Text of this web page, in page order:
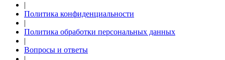
|
Политика конфиденциальности
|
Политика обработки персональных данных
|
Вопросы и ответы